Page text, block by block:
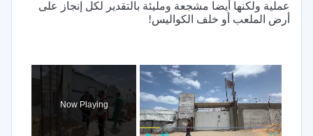
عملية ولكنها أيضا مشجعة ومليئة بالتقدير لكل إنجاز على
أرض الملعب أو خلف الكواليس!
Now Playing